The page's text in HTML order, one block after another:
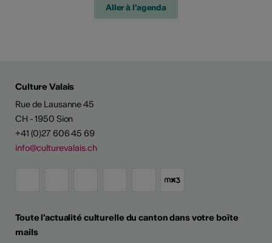
Aller à l'agenda
Culture Valais
Rue de Lausanne 45
CH - 1950 Sion
+41 (0)27 606 45 69
info@culturevalais.ch
Toute l'actualité culturelle du canton dans votre boîte
mails